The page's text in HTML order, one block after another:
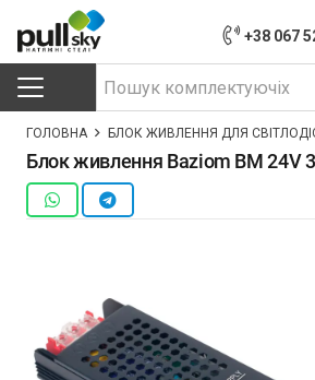
+38 067
ГОЛОВНА БЛОК ЖИВЛЕННЯ ДЛЯ
Блок живлення Baziom BM 24V